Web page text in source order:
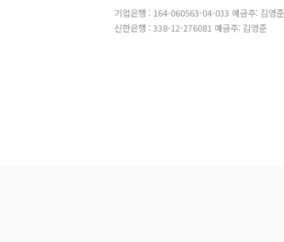
기업은행 : 164-060563-04-033 예금주: 김영준
신한은행 : 338-12-276081 예금주: 김영준